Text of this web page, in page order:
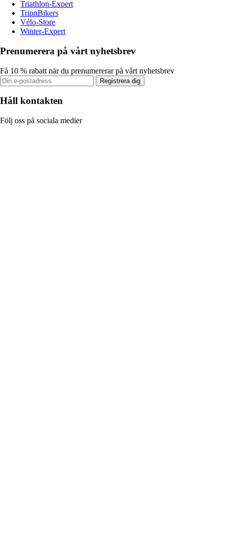
Triathlon-Expert
TripnBikers
Vélo-Store
Winter-Expert
Prenumerera på vårt nyhetsbrev
Få 10 % rabatt när du prenumererar på vårt nyhetsbrev
Registrera dig
Håll kontakten
Följ oss på sociala medier